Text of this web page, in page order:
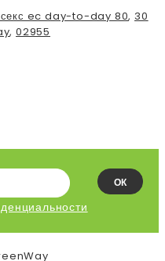
ec day-to-day 80, 30
,02955
ОК